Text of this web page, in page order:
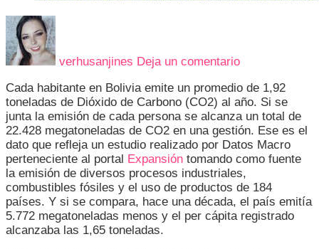
verhusanjines Deja un comentarioPARA
EL
IMPACTO
AMBIENTAL
DE
SU
AUTO
Cada habitante en Bolivia emite un promedio de 1,92
toneladas de Dióxido de Carbono (CO2) al año. Si se
junta la emisión de cada persona se alcanza un total de
22.428 megatoneladas de CO2 en una gestión. Ese es el
dato que refleja un estudio realizado por Datos Macro
perteneciente al portal Expansión tomando como fuente
la emisión de diversos procesos industriales,
combustibles fósiles y el uso de productos de 184
países. Y si se compara, hace una década, el país emitía
5.772 megatoneladas menos y el per cápita registrado
alcanzaba las 1,65 toneladas.